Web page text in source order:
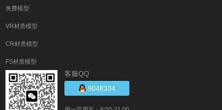
免费模型
VR材质模型
CR材质模型
FS材质模型
客服QQ
9048334